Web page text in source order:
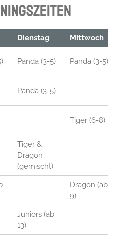
Dienstag Mittwoch
Panda (3-5) Panda (3-5)
Panda (3-5)
Tiger (6-8)
Tiger &
Dragon
(gemischt)
Dragon (ab
9)
Juniors (ab
13)